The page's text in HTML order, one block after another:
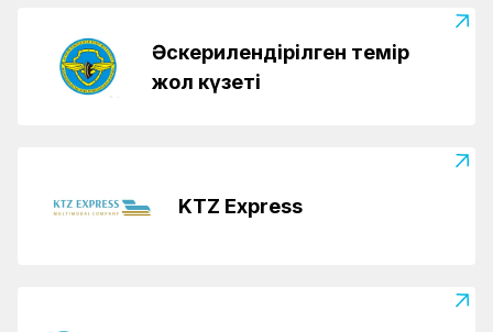
Әскерилендірілген темір
жол күзеті
KTZ Express